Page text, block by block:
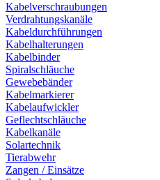
Kabelverschraubungen
Verdrahtungskanäle
Kabeldurchführungen
Kabelhalterungen
Kabelbinder
Spiralschläuche
Gewebebänder
Kabelmarkierer
Kabelaufwickler
Geflechtschläuche
Kabelkanäle
Solartechnik
Tierabwehr
Zangen / Einsätze